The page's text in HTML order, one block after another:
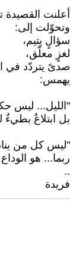
أعلنت
وتحوّلت إلى:
سؤالٍ يتيم،
لغزٍ معلّق،
صدىً يتردّد في
يهمس:
"الليل... ليس
بل ابتلاعٌ بطيءٌ
"ليس كل من
ربما... هو
..
فريدة